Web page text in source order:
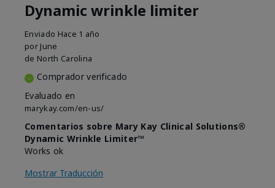
Dynamic wrinkle limiter
Enviado Hace 1 año
por June
de North Carolina
Comprador verificado
Evaluado en
marykay.com/en-us/
Comentarios sobre Mary Kay Clinical Solutions®
Dynamic Wrinkle Limiter™
Works ok
Mostrar Traducción